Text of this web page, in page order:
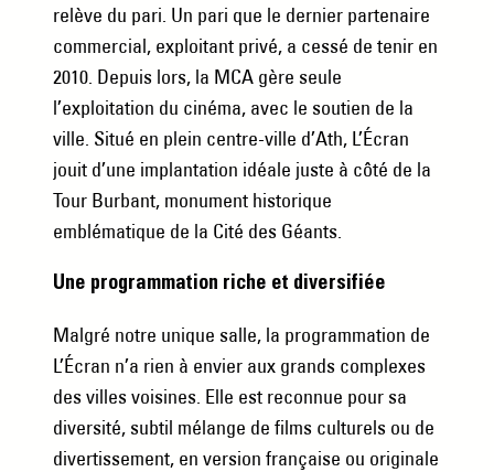
relève du pari. Un pari que le dernier partenaire
commercial, exploitant privé, a cessé de tenir en
2010. Depuis lors, la MCA gère seule
l’exploitation du cinéma, avec le soutien de la
ville. Situé en plein centre-ville d’Ath, L’Écran
jouit d’une implantation idéale juste à côté de la
Tour Burbant, monument historique
emblématique de la Cité des Géants.
Une programmation riche et diversifiée
Malgré notre unique salle, la programmation de
L’Écran n’a rien à envier aux grands complexes
des villes voisines. Elle est reconnue pour sa
diversité, subtil mélange de films culturels ou de
divertissement, en version française ou originale